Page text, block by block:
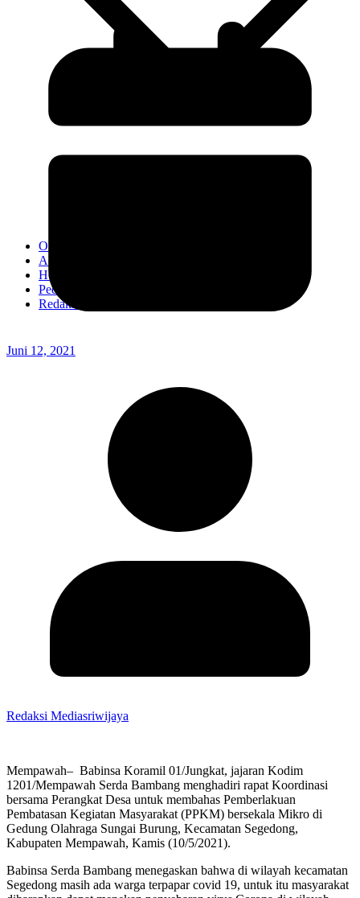
OPINI
Advertorial
Headline
Pedoman Media Ciber
Redaksi
Juni 12, 2021
Redaksi Mediasriwijaya
Mempawah– Babinsa Koramil 01/Jungkat, jajaran Kodim
1201/Mempawah Serda Bambang menghadiri rapat Koordinasi
bersama Perangkat Desa untuk membahas Pemberlakuan
Pembatasan Kegiatan Masyarakat (PPKM) bersekala Mikro di
Gedung Olahraga Sungai Burung, Kecamatan Segedong,
Kabupaten Mempawah, Kamis (10/5/2021).
Babinsa Serda Bambang menegaskan bahwa di wilayah kecamatan
Segedong masih ada warga terpapar covid 19, untuk itu masyarakat